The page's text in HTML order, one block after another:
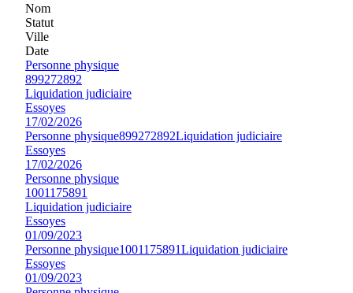
Nom
Statut
Ville
Date
Personne physique
899272892
Liquidation judiciaire
Essoyes
17/02/2026
Personne physique899272892Liquidation judiciaire
Essoyes
17/02/2026
Personne physique
1001175891
Liquidation judiciaire
Essoyes
01/09/2023
Personne physique1001175891Liquidation judiciaire
Essoyes
01/09/2023